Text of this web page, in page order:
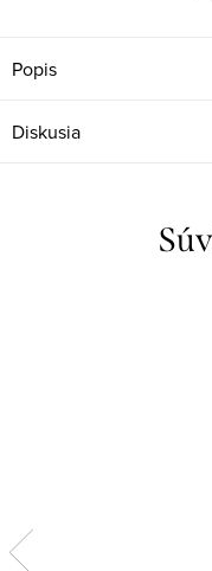
Popis
Diskusia